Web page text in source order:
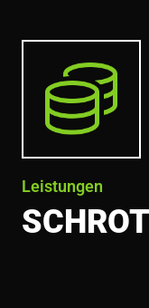
Leistungen